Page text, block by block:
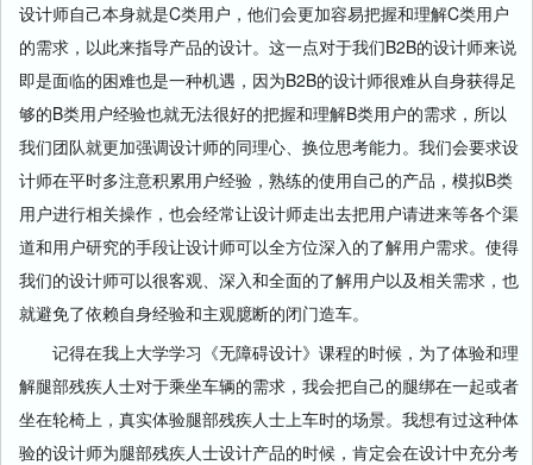
设计师自己本身就是C类用户，他们会更加容易把握和理解C类用户
的需求，以此来指导产品的设计。这一点对于我们B2B的设计师来说
即是面临的困难也是一种机遇，因为B2B的设计师很难从自身获得足
够的B类用户经验也就无法很好的把握和理解B类用户的需求，所以
我们团队就更加强调设计师的同理心、换位思考能力。我们会要求设
计师在平时多注意积累用户经验，熟练的使用自己的产品，模拟B类
用户进行相关操作，也会经常让设计师走出去把用户请进来等各个渠
道和用户研究的手段让设计师可以全方位深入的了解用户需求。使得
我们的设计师可以很客观、深入和全面的了解用户以及相关需求，也
就避免了依赖自身经验和主观臆断的闭门造车。
记得在我上大学学习《无障碍设计》课程的时候，为了体验和理
解腿部残疾人士对于乘坐车辆的需求，我会把自己的腿绑在一起或者
坐在轮椅上，真实体验腿部残疾人士上车时的场景。我想有过这种体
验的设计师为腿部残疾人士设计产品的时候，肯定会在设计中充分考